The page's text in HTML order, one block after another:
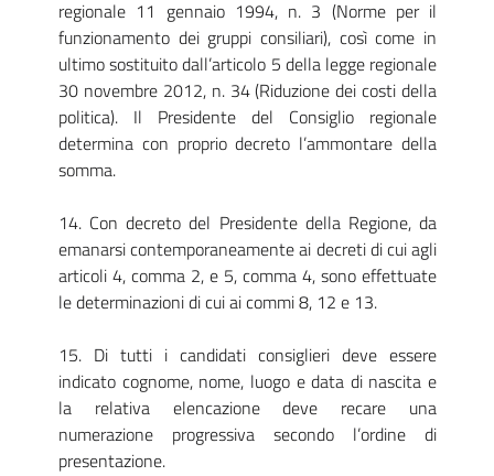
regionale 11 gennaio 1994, n. 3 (Norme per il
funzionamento dei gruppi consiliari), così come in
ultimo sostituito dall’articolo 5 della legge regionale
30 novembre 2012, n. 34 (Riduzione dei costi della
politica). Il Presidente del Consiglio regionale
determina con proprio decreto l’ammontare della
somma.
14. Con decreto del Presidente della Regione, da
emanarsi contemporaneamente ai decreti di cui agli
articoli 4, comma 2, e 5, comma 4, sono effettuate
le determinazioni di cui ai commi 8, 12 e 13.
15. Di tutti i candidati consiglieri deve essere
indicato cognome, nome, luogo e data di nascita e
la relativa elencazione deve recare una
numerazione progressiva secondo l’ordine di
presentazione.